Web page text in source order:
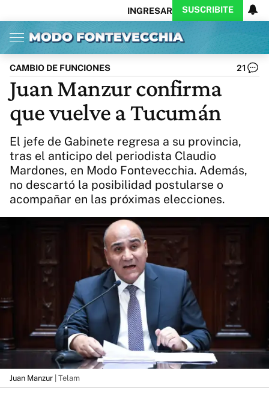
INGRESAR SUSCRIBITE
Inicio Ahora
Opinión
Política
Ciencia
Protagonistas
Cultura
Arte
Educación
Internacional
Deportes
CARAS
Exitoina
Turismo
Videos
Córdoba
Reperfilar
Business
Noticias
Caras
Exitoina
Gaming
Vivo
Diario del Juicio
Actualidad
CAMBIO DE FUNCIONES 21
Juan Manzur confirma
que vuelve a Tucumán
El jefe de Gabinete regresa a su provincia,
tras el anticipo del periodista Claudio
Mardones, en Modo Fontevecchia. Además,
no descartó la posibilidad postularse o
acompañar en las próximas elecciones.
Juan Manzur | Telam